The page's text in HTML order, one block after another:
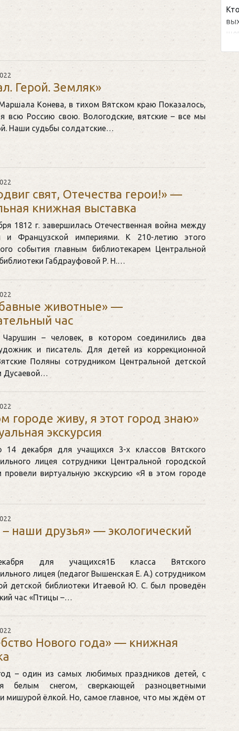
Герой. Земляк»
Конева, в тихом Вятском краю Показалось,
всю Россию свою. Вологодские, вятские – все мы
Наши судьбы солдатские…
свят, Отечества герои!» —
книжная выставка
1812 г. завершилась Отечественная война между
и Французской империями. К 210-летию этого
события главным библиотекарем Центральной
Габдрауфовой Р. Н.…
животные» —
час
Чарушин – человек, в котором соединились два
и писатель. Для детей из коррекционной
Поляны сотрудником Центральной детской
Дусаевой…
городе живу, я этот город знаю»
экскурсия
декабря для учащихся 3-х классов Вятского
лицея сотрудники Центральной городской
провели виртуальную экскурсию «Я в этом городе
наши друзья» — экологический
для учащихся1Б класса Вятского
лицея (педагог Вышенская Е. А.) сотрудником
детской библиотеки Итаевой Ю. С. был проведён
час «Птицы –…
Нового года» — книжная
– один из самых любимых праздников детей, с
белым снегом, сверкающей разноцветными
мишурой ёлкой. Но, самое главное, что мы ждём от
Кто из них победит? Кто найдет верный
выход из сложной ситуации на поле и
щепетильной в жизни? Кто принесет своей ...